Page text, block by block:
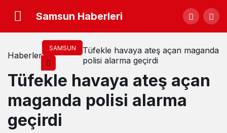
Samsun Haberleri
Haberler
SAMSUN
Tüfekle havaya ateş açan maganda
polisi alarma geçirdi
Tüfekle havaya ateş açan
maganda polisi alarma
geçirdi